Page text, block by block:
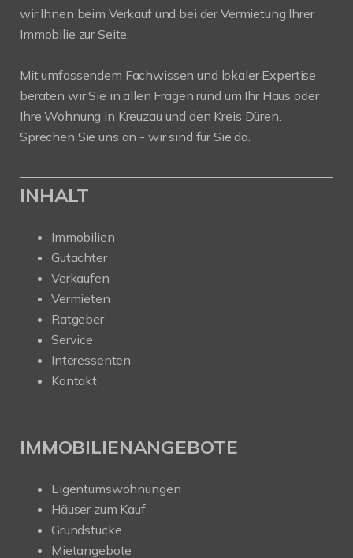
wir Ihnen beim Verkauf und bei der Vermietung Ihrer
Immobilie zur Seite.
Mit umfassendem Fachwissen und lokaler Expertise
beraten wir Sie in allen Fragen rund um Ihr Haus oder
Ihre Wohnung in Kreuzau und den Kreis Düren.
Sprechen Sie uns an - wir sind für Sie da.
INHALT
Immobilien
Gutachter
Verkaufen
Vermieten
Ratgeber
Service
Interessenten
Kontakt
IMMOBILIENANGEBOTE
Eigentumswohnungen
Häuser zum Kauf
Grundstücke
Mietangebote